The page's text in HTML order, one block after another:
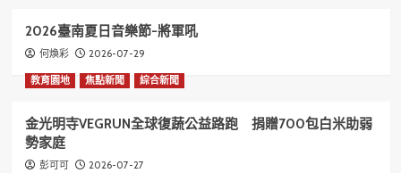
2026臺南夏日音樂節-將軍吼
何煥彩 2026-07-29
教育園地 焦點新聞 綜合新聞
金光明寺VEGRUN全球復蔬公益路跑 捐贈700包白米助弱
勢家庭
彭可可 2026-07-27